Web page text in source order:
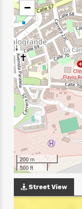
−
200 m
500 ft
Street View